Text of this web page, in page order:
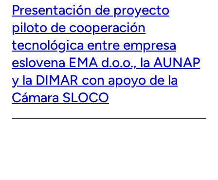
Presentación de proyecto
piloto de cooperación
tecnológica entre empresa
eslovena EMA d.o.o., la AUNAP
y la DIMAR con apoyo de la
Cámara SLOCO